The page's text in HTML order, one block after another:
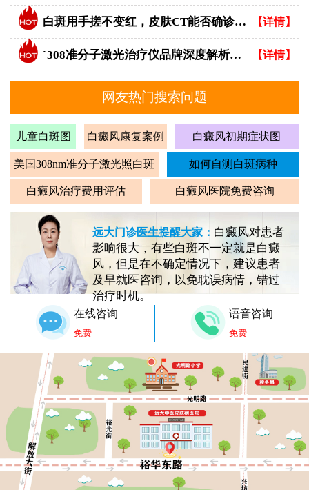
白斑用手搓不变红，皮肤CT能否确诊白癜风？ 【详情】
`308准分子激光治疗仪品牌深度解析：专业视角下的优选指南` 【详情】
网友热门搜索问题
儿童白斑图 白癜风康复案例 白癜风初期症状图
美国308nm准分子激光照白斑 如何自测白斑病种
白癜风治疗费用评估 白癜风医院免费咨询
远大门诊医生提醒大家： 白癜风对患者
影响很大，有些白斑不一定就是白癜
风，但是在不确定情况下，建议患者
及早就医咨询，以免耽误病情，错过
治疗时机。
在线咨询
免费
语音咨询
免费